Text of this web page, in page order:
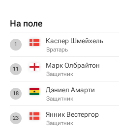
На поле
1 Каспер Шмейхель
Вратарь
11 Марк Олбрайтон
Защитник
18 Дэниел Амарти
Защитник
23 Янник Вестергор
Защитник